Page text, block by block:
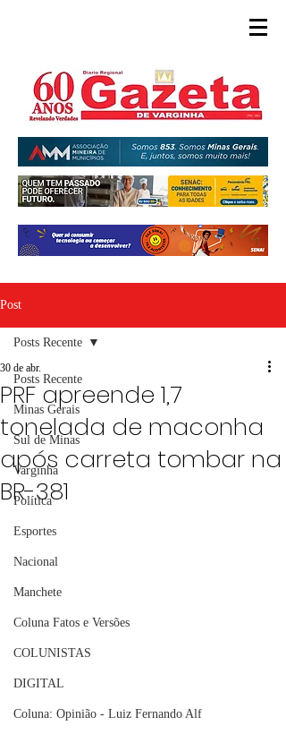
Post
Posts Recente
Minas Gerais
Sul de Minas
Varginha
Política
Esportes
Nacional
Manchete
Coluna Fatos e Versões
COLUNISTAS
DIGITAL
Coluna: Opinião - Luiz Fernando Alf
Posts Recente
PRF apreende 1,7
tonelada de maconha
após carreta tombar na
BR-381
30 de abr.